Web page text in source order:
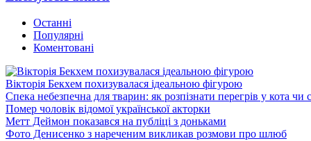
Останні
Популярні
Коментовані
Вікторія Бекхем похизувалася ідеальною фігурою
Спека небезпечна для тварин: як розпізнати перегрів у кота чи
Помер чоловік відомої української акторки
Метт Деймон показався на публіці з доньками
Фото Денисенко з нареченим викликав розмови про шлюб